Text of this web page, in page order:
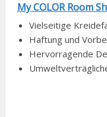
My COLOR Room
Vielseitige
Haftung und
Hervorragende